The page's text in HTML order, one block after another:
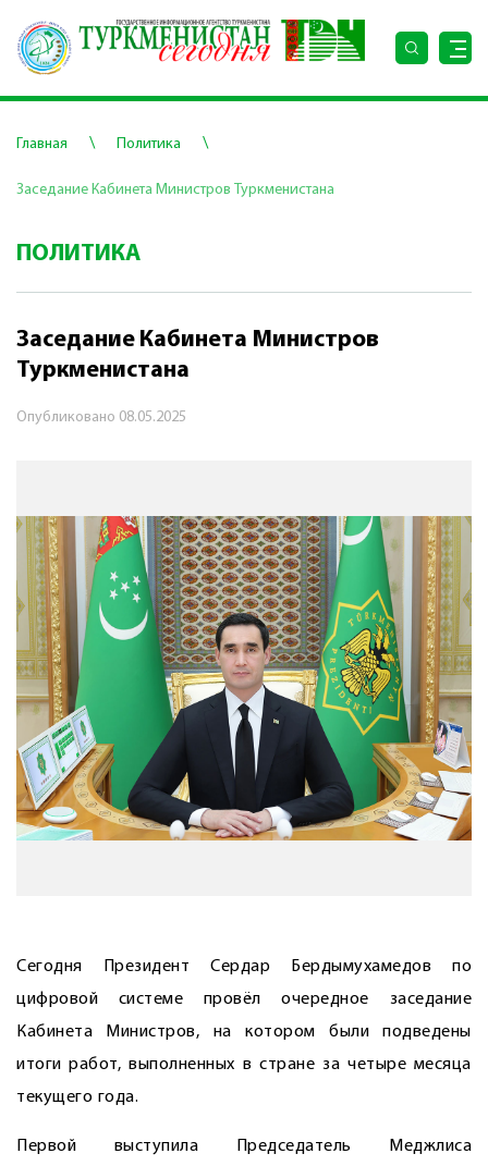
Главная \ Политика \
Заседание Кабинета Министров Туркменистана
ПОЛИТИКА
Заседание Кабинета Министров
Туркменистана
Опубликовано 08.05.2025
Сегодня Президент Сердар Бердымухамедов по
цифровой системе провёл очередное заседание
Кабинета Министров, на котором были подведены
итоги работ, выполненных в стране за четыре месяца
текущего года.
Первой выступила Председатель Меджлиса